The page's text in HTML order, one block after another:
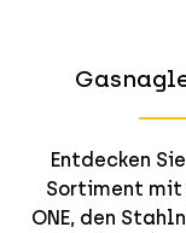
Entdecken
Sortiment mit
ONE, den